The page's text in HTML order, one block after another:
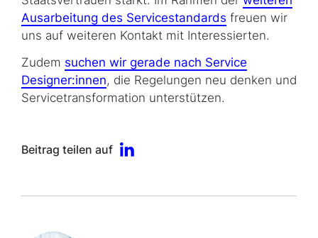
Ausarbeitung des Servicestandards freuen wir
uns auf weiteren Kontakt mit Interessierten.
Zudem suchen wir gerade nach Service
Designer:innen, die Regelungen neu denken und
Servicetransformation unterstützen.
Beitrag teilen auf